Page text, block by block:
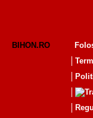
BIHON.RO